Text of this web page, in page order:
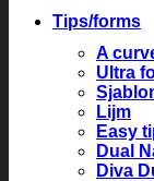
Tips/forms
A
Ultra
Lijm
Easy
Dual
Diva